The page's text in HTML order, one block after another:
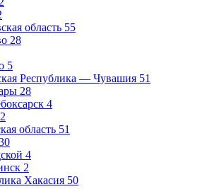
область 55
28
5
Республика — Чувашия 51
28
4
2
область 51
4
2
Хакасия 50